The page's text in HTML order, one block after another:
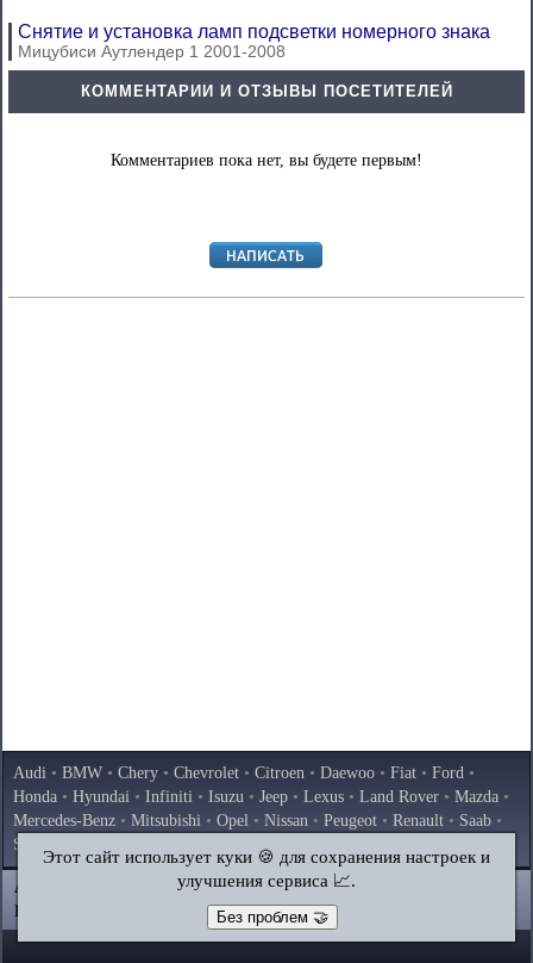
Снятие и установка ламп подсветки номерного знака
Мицубиси Аутлендер 1 2001-2008
КОММЕНТАРИИ И ОТЗЫВЫ ПОСЕТИТЕЛЕЙ
Комментариев пока нет, вы будете первым!
Audi • BMW • Chery • Chevrolet • Citroen • Daewoo • Fiat • Ford •
Honda • Hyundai • Infiniti • Isuzu • Jeep • Lexus • Land Rover • Mazda •
Mercedes-Benz • Mitsubishi • Opel • Nissan • Peugeot • Renault • Saab •
Skoda
Volkswagen
AutoInstruction.ru © 2020–2026|Полная версия
Карта сайта
Контакты|Поиск по сайту
Этот сайт использует куки 🍪 для сохранения настроек и
улучшения сервиса 📈.
Без проблем 🤝